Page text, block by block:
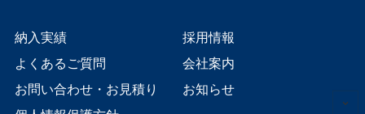
納入実績
よくあるご質問
お問い合わせ・お見積り
採用情報
会社案内
お知らせ